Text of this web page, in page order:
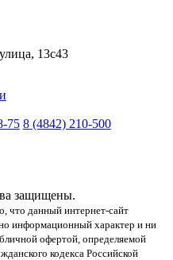
13с43
75 8 (4842) 210-500
защищены.
что данный интернет-сайт
информационный характер и ни
офертой, определяемой
кодекса Российской